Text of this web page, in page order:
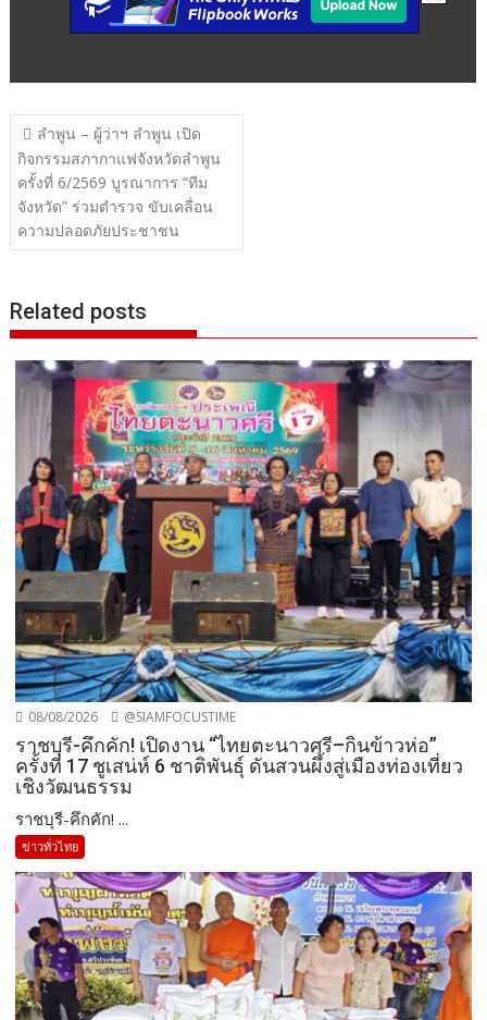
แนะแนว
เรื่อง
ลำพูน – ผู้ว่าฯ ลำพูน เปิด
กิจกรรมสภากาแฟจังหวัดลำพูน
ครั้งที่ 6/2569 บูรณาการ “ทีม
จังหวัด” ร่วมตำรวจ ขับเคลื่อน
ความปลอดภัยประชาชน
Related posts
08/08/2026 @SIAMFOCUSTIME
ราชบุรี-คึกคัก! เปิดงาน “ไทยตะนาวศรี–กินข้าวห่อ”
ครั้งที่ 17 ชูเสน่ห์ 6 ชาติพันธุ์ ดันสวนผึ้งสู่เมืองท่องเที่ยว
เชิงวัฒนธรรม
ราชบุรี-คึกคัก! ...
ข่าวทั่วไทย